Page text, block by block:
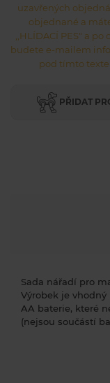
uzavřených
objednané a
,,HLÍDACÍ PES" a
budete e-mailem
pod tímto
PŘIDAT
Sada nářadí pro
Výrobek je vhodný
AA baterie, které
(nejsou součástí